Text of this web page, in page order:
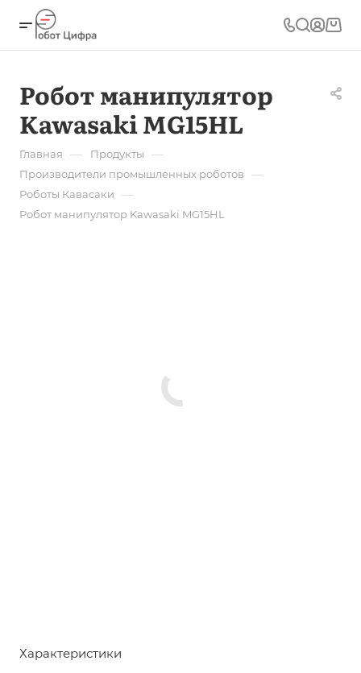
Робот манипулятор
Kawasaki MG15HL
Главная — Продукты —
Производители промышленных роботов —
Роботы Кавасаки —
Робот манипулятор Kawasaki MG15HL
Характеристики